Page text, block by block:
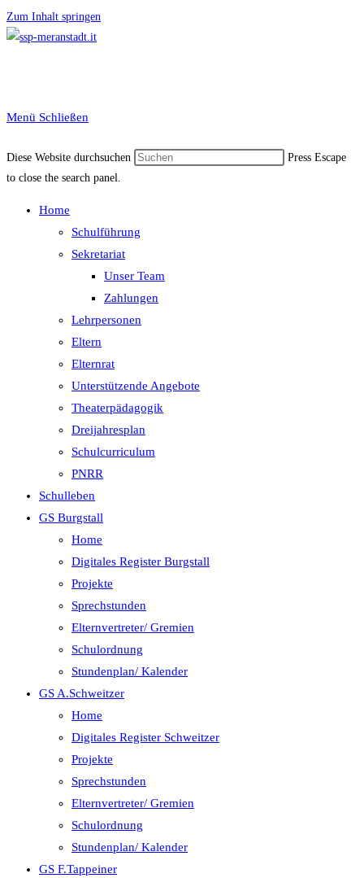
Zum Inhalt springen
Menü Schließen
Diese Website durchsuchen
Press Escape
to close the search panel.
Home
Schulführung
Sekretariat
Unser Team
Zahlungen
Lehrpersonen
Eltern
Elternrat
Unterstützende Angebote
Theaterpädagogik
Dreijahresplan
Schulcurriculum
PNRR
Schulleben
GS Burgstall
Home
Digitales Register Burgstall
Projekte
Sprechstunden
Elternvertreter/ Gremien
Schulordnung
Stundenplan/ Kalender
GS A.Schweitzer
Home
Digitales Register Schweitzer
Projekte
Sprechstunden
Elternvertreter/ Gremien
Schulordnung
Stundenplan/ Kalender
GS F.Tappeiner